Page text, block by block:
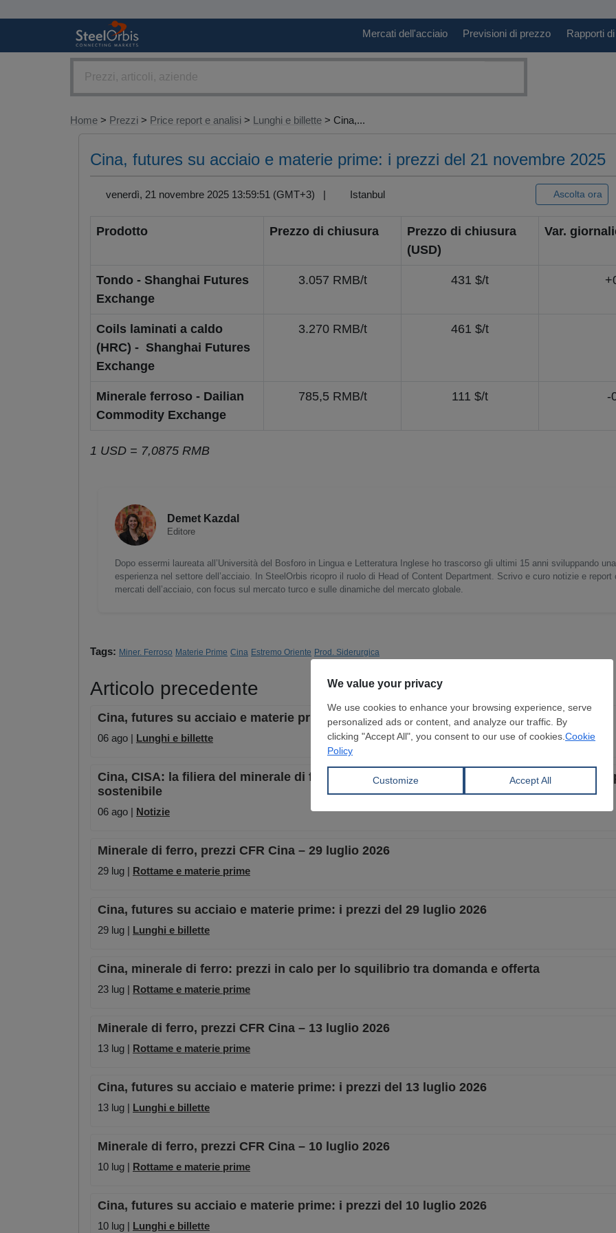
Mercati dell'acciaio Previsioni di prezzo Rapporti
Home > Prezzi > Price report e analisi > Lunghi e billette > Cina,...
Cina, futures su acciaio e materie prime: i prezzi del 21 novembre 2025
venerdì, 21 novembre 2025 13:59:51 (GMT+3) | Istanbul Ascolta ora
Prodotto Prezzo di chiusura
Prezzo di chiusura
(USD)
Var.
Tondo - Shanghai Futures
Exchange
3.057 RMB/t 431 $/t
Coils laminati a caldo
(HRC) - Shanghai Futures
Exchange
3.270 RMB/t 461 $/t
Minerale ferroso - Dailian
Commodity Exchange
785,5 RMB/t 111 $/t -
1 USD = 7,0875 RMB
Demet Kazdal
Editore
Dopo essermi laureata all’Università del Bosforo in Lingua e Letteratura Inglese ho trascorso gli ultimi 15 anni sviluppando
esperienza nel settore dell’acciaio. In SteelOrbis ricopro il ruolo di Head of Content Department. Scrivo e curo notizie e report
mercati dell’acciaio, con focus sul mercato turco e sulle dinamiche del mercato globale.
Tags: Miner. Ferroso Materie Prime Cina Estremo Oriente Prod. Siderurgica
Articolo precedente
Cina, futures su acciaio e materie prime: i prezzi del 6 agosto 2026
06 ago | Lunghi e billette
Cina, CISA: la filiera del minerale di ferro si sta orientando verso un sistema di mercato
sostenibile
06 ago | Notizie
Minerale di ferro, prezzi CFR Cina – 29 luglio 2026
29 lug | Rottame e materie prime
Cina, futures su acciaio e materie prime: i prezzi del 29 luglio 2026
29 lug | Lunghi e billette
Cina, minerale di ferro: prezzi in calo per lo squilibrio tra domanda e offerta
23 lug | Rottame e materie prime
Minerale di ferro, prezzi CFR Cina – 13 luglio 2026
13 lug | Rottame e materie prime
Cina, futures su acciaio e materie prime: i prezzi del 13 luglio 2026
13 lug | Lunghi e billette
Minerale di ferro, prezzi CFR Cina – 10 luglio 2026
10 lug | Rottame e materie prime
Cina, futures su acciaio e materie prime: i prezzi del 10 luglio 2026
10 lug | Lunghi e billette